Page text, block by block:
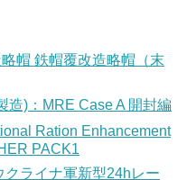
帽 鉄帽覆改造略帽（末
造)：MRE Case A 開封編
Ration Enhancement
PACK1
ライナ軍新型24hレー